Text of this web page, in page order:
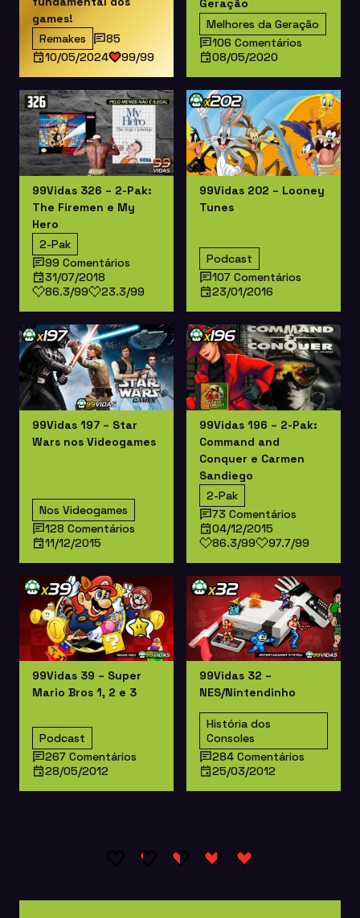
games!
Remakes
85
10/05/2024
99/99
Geração
Melhores da Geração
106 Comentários
08/05/2020
99Vidas 326 – 2-Pak:
The Firemen e My
Hero
2-Pak
99 Comentários
31/07/2018
86.3/99
23.3/99
99Vidas 202 – Looney
Tunes
Podcast
107 Comentários
23/01/2016
99Vidas 197 – Star
Wars nos Videogames
Nos Videogames
128 Comentários
11/12/2015
99Vidas 196 – 2-Pak:
Command and
Conquer e Carmen
Sandiego
2-Pak
73 Comentários
04/12/2015
86.3/99
97.7/99
99Vidas 39 – Super
Mario Bros 1, 2 e 3
Podcast
267 Comentários
28/05/2012
99Vidas 32 –
NES/Nintendinho
História dos
Consoles
284 Comentários
25/03/2012